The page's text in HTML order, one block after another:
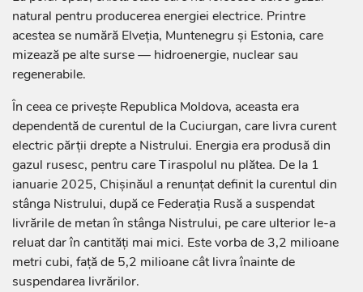
natural pentru producerea energiei electrice. Printre
acestea se numără Elveția, Muntenegru și Estonia, care
mizează pe alte surse — hidroenergie, nuclear sau
regenerabile.
În ceea ce privește Republica Moldova, aceasta era
dependentă de curentul de la Cuciurgan, care livra curent
electric părții drepte a Nistrului. Energia era produsă din
gazul rusesc, pentru care Tiraspolul nu plătea. De la 1
ianuarie 2025, Chișinăul a renunțat definit la curentul din
stânga Nistrului, după ce Federația Rusă a suspendat
livrările de metan în stânga Nistrului, pe care ulterior le-a
reluat dar în cantități mai mici. Este vorba de 3,2 milioane
metri cubi, față de 5,2 milioane cât livra înainte de
suspendarea livrărilor.